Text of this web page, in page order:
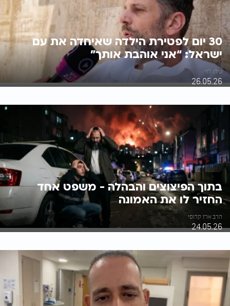
30 יום לפטירת הילדה שאיחדה את עם
ישראל: “אני אוהבת אותך”
עידו לוי
26.05.26
בתוך הפיצוצים והבהלה - משפט אחד
החזיר לו את האמונה
הרב ארז קדוסי
24.05.26